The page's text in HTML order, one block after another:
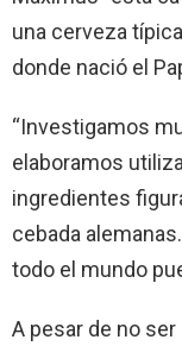
una cerveza
donde nació el
“Investigamos
elaboramos
ingredientes
cebada
todo el mundo
A pesar de no